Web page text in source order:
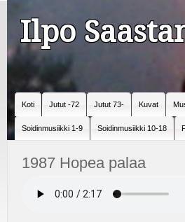
Ilpo
Koti Jutut -72 Jutut 73- Kuvat
Soidinmusiikki 1-9 Soidinmusiikki 10-18
1987 Hopea palaa